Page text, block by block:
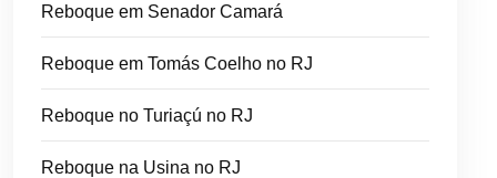
Reboque em Senador Camará
Reboque em Tomás Coelho no RJ
Reboque no Turiaçú no RJ
Reboque na Usina no RJ